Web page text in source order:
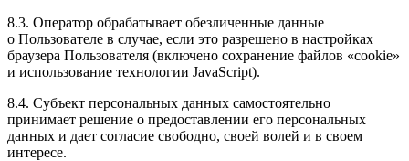
8.3. Оператор обрабатывает обезличенные данные
о Пользователе в случае, если это разрешено в настройках
браузера Пользователя (включено сохранение файлов «cookie»
и использование технологии JavaScript).
8.4. Субъект персональных данных самостоятельно
принимает решение о предоставлении его персональных
данных и дает согласие свободно, своей волей и в своем
интересе.